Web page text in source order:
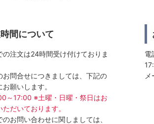
間について
の注文は24時間受け付けておりま
お問合せにつきましては、下記の
願いします。
～17:00 ※土曜・日曜・祭日はお
だいております。
のお問い合わせに関しましては、
電